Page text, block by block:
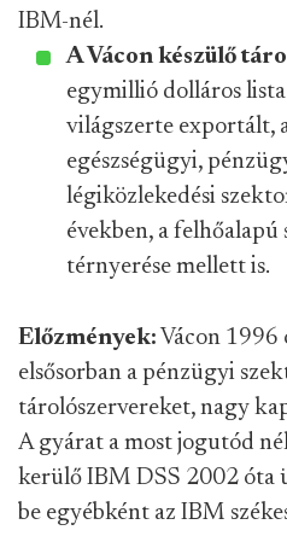
IBM-nél.
A Vácon készülő
egymillió dolláros
világszerte exportált,
egészségügyi,
légiközlekedési
években, a felhőalapú
térnyerése mellett is.
Előzmények: Vácon
elsősorban a pénzügyi
tárolószervereket, nagy
A gyárat a most jogutód
kerülő IBM DSS 2002 óta
be egyébként az IBM